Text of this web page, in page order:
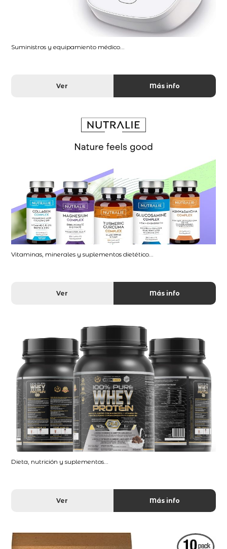
Suministros y equipamiento médico...
Ver Más info
Vitaminas, minerales y suplementos dietético...
Ver Más info
Dieta, nutrición y suplementos...
Ver Más info